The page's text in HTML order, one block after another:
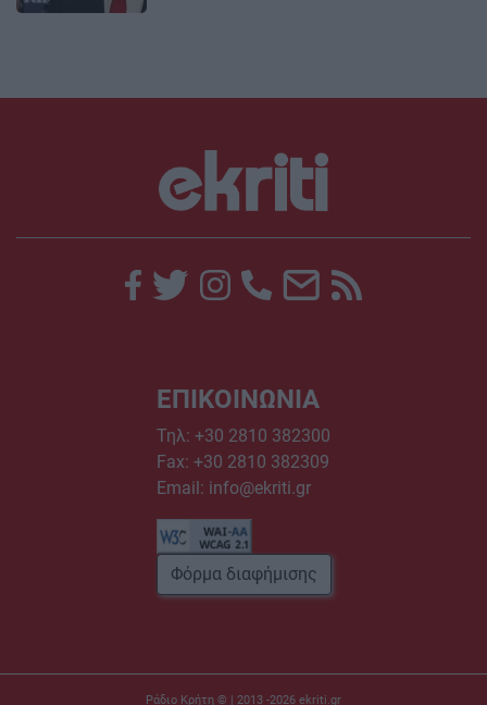
ΕΠΙΚΟΙΝΩΝΙΑ
Τηλ: +30 2810 382300
Fax: +30 2810 382309
Email: info@ekriti.gr
Φόρμα διαφήμισης
Ράδιο Κρήτη © | 2013 -2026 ekriti.gr